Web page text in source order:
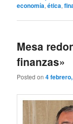
economía,ética,
Mesa
finanzas»
Posted on4